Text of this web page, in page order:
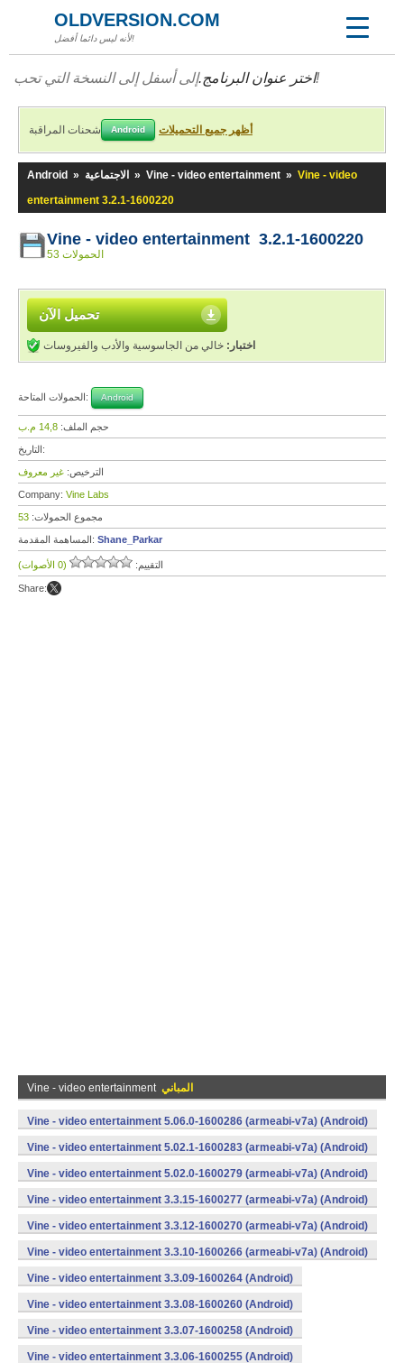
OLDVERSION.COM
لأنه ليس دائما أفضل!
اختر عنوان البرنامج.إلى أسفل إلى النسخة التي تحب!
شحنات المراقبة Android أظهر جميع التحميلات
Android » الاجتماعية » Vine - video entertainment » Vine - video
entertainment 3.2.1-1600220
Vine - video entertainment 3.2.1-1600220
53 الحمولات
تحميل الآن
اختبار: خالي من الجاسوسية والأدب والفيروسات
الحمولات المتاحة: Android
حجم الملف: 14,8 م.ب
التاريخ:
الترخيص: غير معروف
Company: Vine Labs
مجموع الحمولات: 53
المساهمة المقدمة: Shane_Parkar
التقييم: (0 الأصوات)
Share:
Vine - video entertainment المباني
Vine - video entertainment 5.06.0-1600286 (armeabi-v7a) (Android)
Vine - video entertainment 5.02.1-1600283 (armeabi-v7a) (Android)
Vine - video entertainment 5.02.0-1600279 (armeabi-v7a) (Android)
Vine - video entertainment 3.3.15-1600277 (armeabi-v7a) (Android)
Vine - video entertainment 3.3.12-1600270 (armeabi-v7a) (Android)
Vine - video entertainment 3.3.10-1600266 (armeabi-v7a) (Android)
Vine - video entertainment 3.3.09-1600264 (Android)
Vine - video entertainment 3.3.08-1600260 (Android)
Vine - video entertainment 3.3.07-1600258 (Android)
Vine - video entertainment 3.3.06-1600255 (Android)